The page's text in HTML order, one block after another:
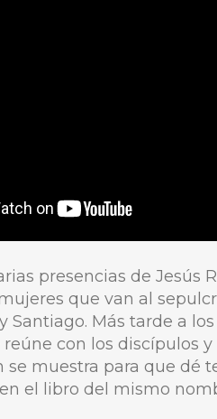
presencias de Jesús
que van al
Santiago. Más tarde a
con los discípulos
muestra para que dé
el libro del mismo